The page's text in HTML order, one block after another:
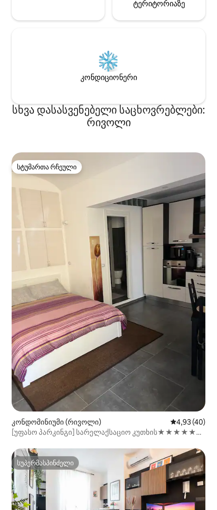
ტერიტორიაზე
კონდიციონერი
სხვა დასასვენებელი საცხოვრებლები:
რივოლი
სტუმართა რჩეული
სტუმართა რჩეული
კონდომინიუმი (რივოლი) საშუალო
4,93 (40)
[უფასო პარკინგი] სარელაქსაციო კუთხის★★★★★
სუპერმასპინძელი
სუპერმასპინძელი